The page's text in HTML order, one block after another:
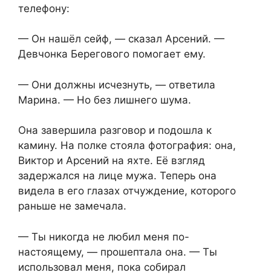
телефону:
— Он нашёл сейф, — сказал Арсений. —
Девчонка Берегового помогает ему.
— Они должны исчезнуть, — ответила
Марина. — Но без лишнего шума.
Она завершила разговор и подошла к
камину. На полке стояла фотография: она,
Виктор и Арсений на яхте. Её взгляд
задержался на лице мужа. Теперь она
видела в его глазах отчуждение, которого
раньше не замечала.
— Ты никогда не любил меня по-
настоящему, — прошептала она. — Ты
использовал меня, пока собирал